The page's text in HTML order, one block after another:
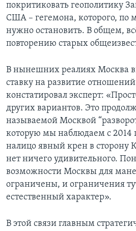
покритиковать геополитику
США – гегемона, которого,
нужно остановить. В общем,
повторению старых
В нынешних реалиях Москва
ставку на развитие
констатировал эксперт:
других вариантов. Это
называемой Москвой
которую мы наблюдаем с 2014
налицо явный крен в сторону
нет ничего удивительного.
возможности Москвы для
ограничены, и ограничения
естественный характер».
В этой связи главным